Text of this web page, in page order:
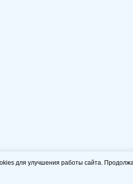
для улучшения работы сайта.